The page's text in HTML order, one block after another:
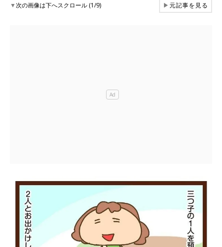
▼次の画像は下へスクロール (1/9) ▶元記事を見る